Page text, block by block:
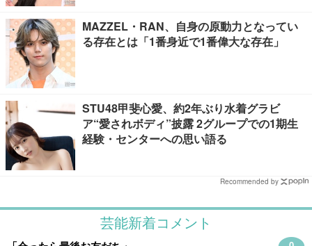
MAZZEL・RAN、自身の原動力となってい
る存在とは「1番身近で1番偉大な存在」
STU48甲斐心愛、約2年ぶり水着グラビ
ア“愛されボディ”披露 2グループでの1期生
経験・センターへの思い語る
Recommended by